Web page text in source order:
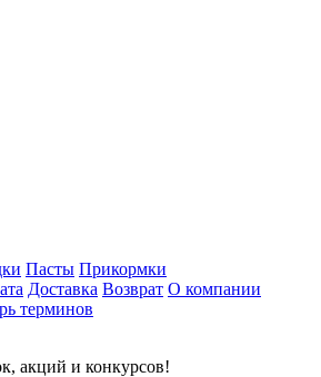
Пасты Прикормки
Доставка Возврат О компании
терминов
акций и конкурсов!